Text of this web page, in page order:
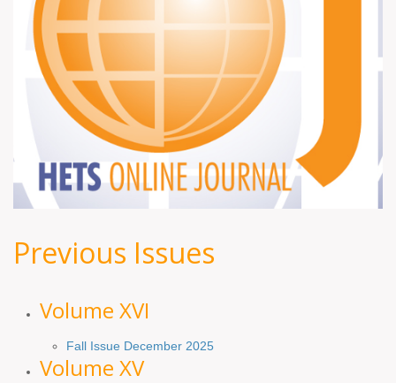
Previous Issues
Volume XVI
Fall Issue December 2025
Volume XV